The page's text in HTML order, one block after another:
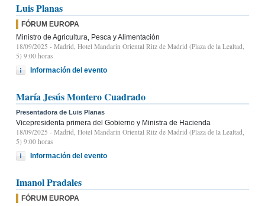
Luis Planas
FÓRUM EUROPA
Ministro de Agricultura, Pesca y Alimentación
18/09/2025 - Madrid, Hotel Mandarin Oriental Ritz de Madrid (Plaza de la Lealtad,
5) 9:00 horas
Información del evento
María Jesús Montero Cuadrado
Presentadora de Luis Planas
Vicepresidenta primera del Gobierno y Ministra de Hacienda
18/09/2025 - Madrid, Hotel Mandarin Oriental Ritz de Madrid (Plaza de la Lealtad,
5) 9:00 horas
Información del evento
Imanol Pradales
FÓRUM EUROPA